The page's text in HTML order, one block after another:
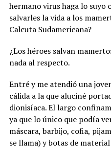
hermano virus haga lo suyo
salvarles la vida a los
Calcuta Sudamericana?
¿Los héroes salvan
nada al respecto.
Entré y me atendió una
cálida a la que aluciné
dionisíaca. El largo
ya que lo único que podía
máscara, barbijo, cofia,
se llama) y botas de